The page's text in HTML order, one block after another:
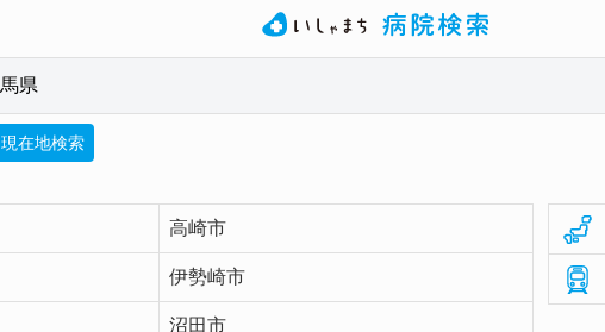
現在地検索
高崎市
伊勢崎市
沼田市